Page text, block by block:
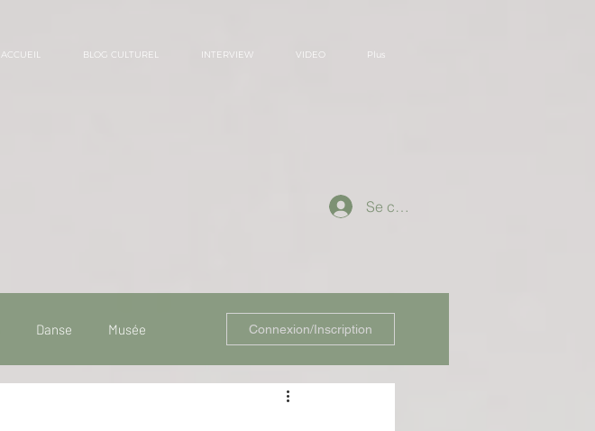
ACCUEIL BLOG CULTUREL INTERVIEW VIDEO Plus
Se connecter
Danse Musée Connexion/Inscription